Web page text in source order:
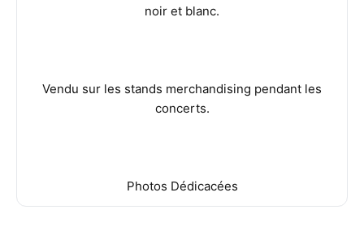
noir et blanc.
Vendu sur les stands merchandising pendant les
concerts.
Photos Dédicacées